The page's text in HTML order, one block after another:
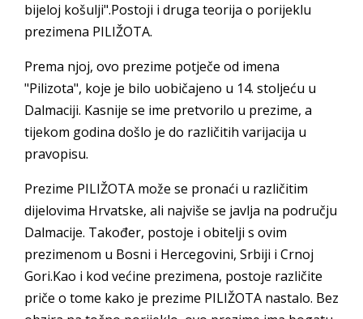
bijeloj košulji".Postoji i druga teorija o porijeklu
prezimena PILIŽOTA.
Prema njoj, ovo prezime potječe od imena
"Pilizota", koje je bilo uobičajeno u 14. stoljeću u
Dalmaciji. Kasnije se ime pretvorilo u prezime, a
tijekom godina došlo je do različitih varijacija u
pravopisu.
Prezime PILIŽOTA može se pronaći u različitim
dijelovima Hrvatske, ali najviše se javlja na području
Dalmacije. Također, postoje i obitelji s ovim
prezimenom u Bosni i Hercegovini, Srbiji i Crnoj
Gori.Kao i kod većine prezimena, postoje različite
priče o tome kako je prezime PILIŽOTA nastalo. Bez